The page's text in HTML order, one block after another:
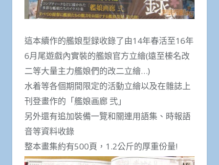
這本續作的艦娘型録收錄了由14年春活至16年
6月尾遊戲內實裝的艦娘官方立繪(遠至榛名改
二等大量主力艦娘們的改二立繪…)
水着等各個期間限定的活動立繪以及在雜誌上
刊登畫作的「艦娘画廊 弐」
另外還有追加裝備一覽和關連用語集、時報語
音等資料收錄
整本畫集約有500頁，1.2公斤的厚重份量!